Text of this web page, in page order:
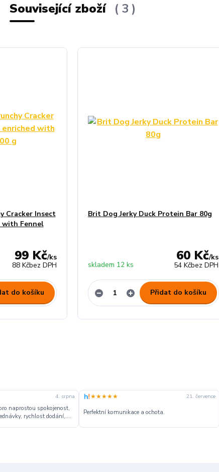
Související zboží 3
Cracker Insect
Fennel
99 Kč/ks
88 Kčbez DPH
do košíku
Brit Dog Jerky Duck Protein Bar 80g
60 Kč/ks
54 Kčbez DPH
skladem 12 ks
Přidat do košíku
4. srpna
naprostou spokojenost,
rychlost dodání,....
★★★★★ 21. července
Perfektní komunikace a ochota.